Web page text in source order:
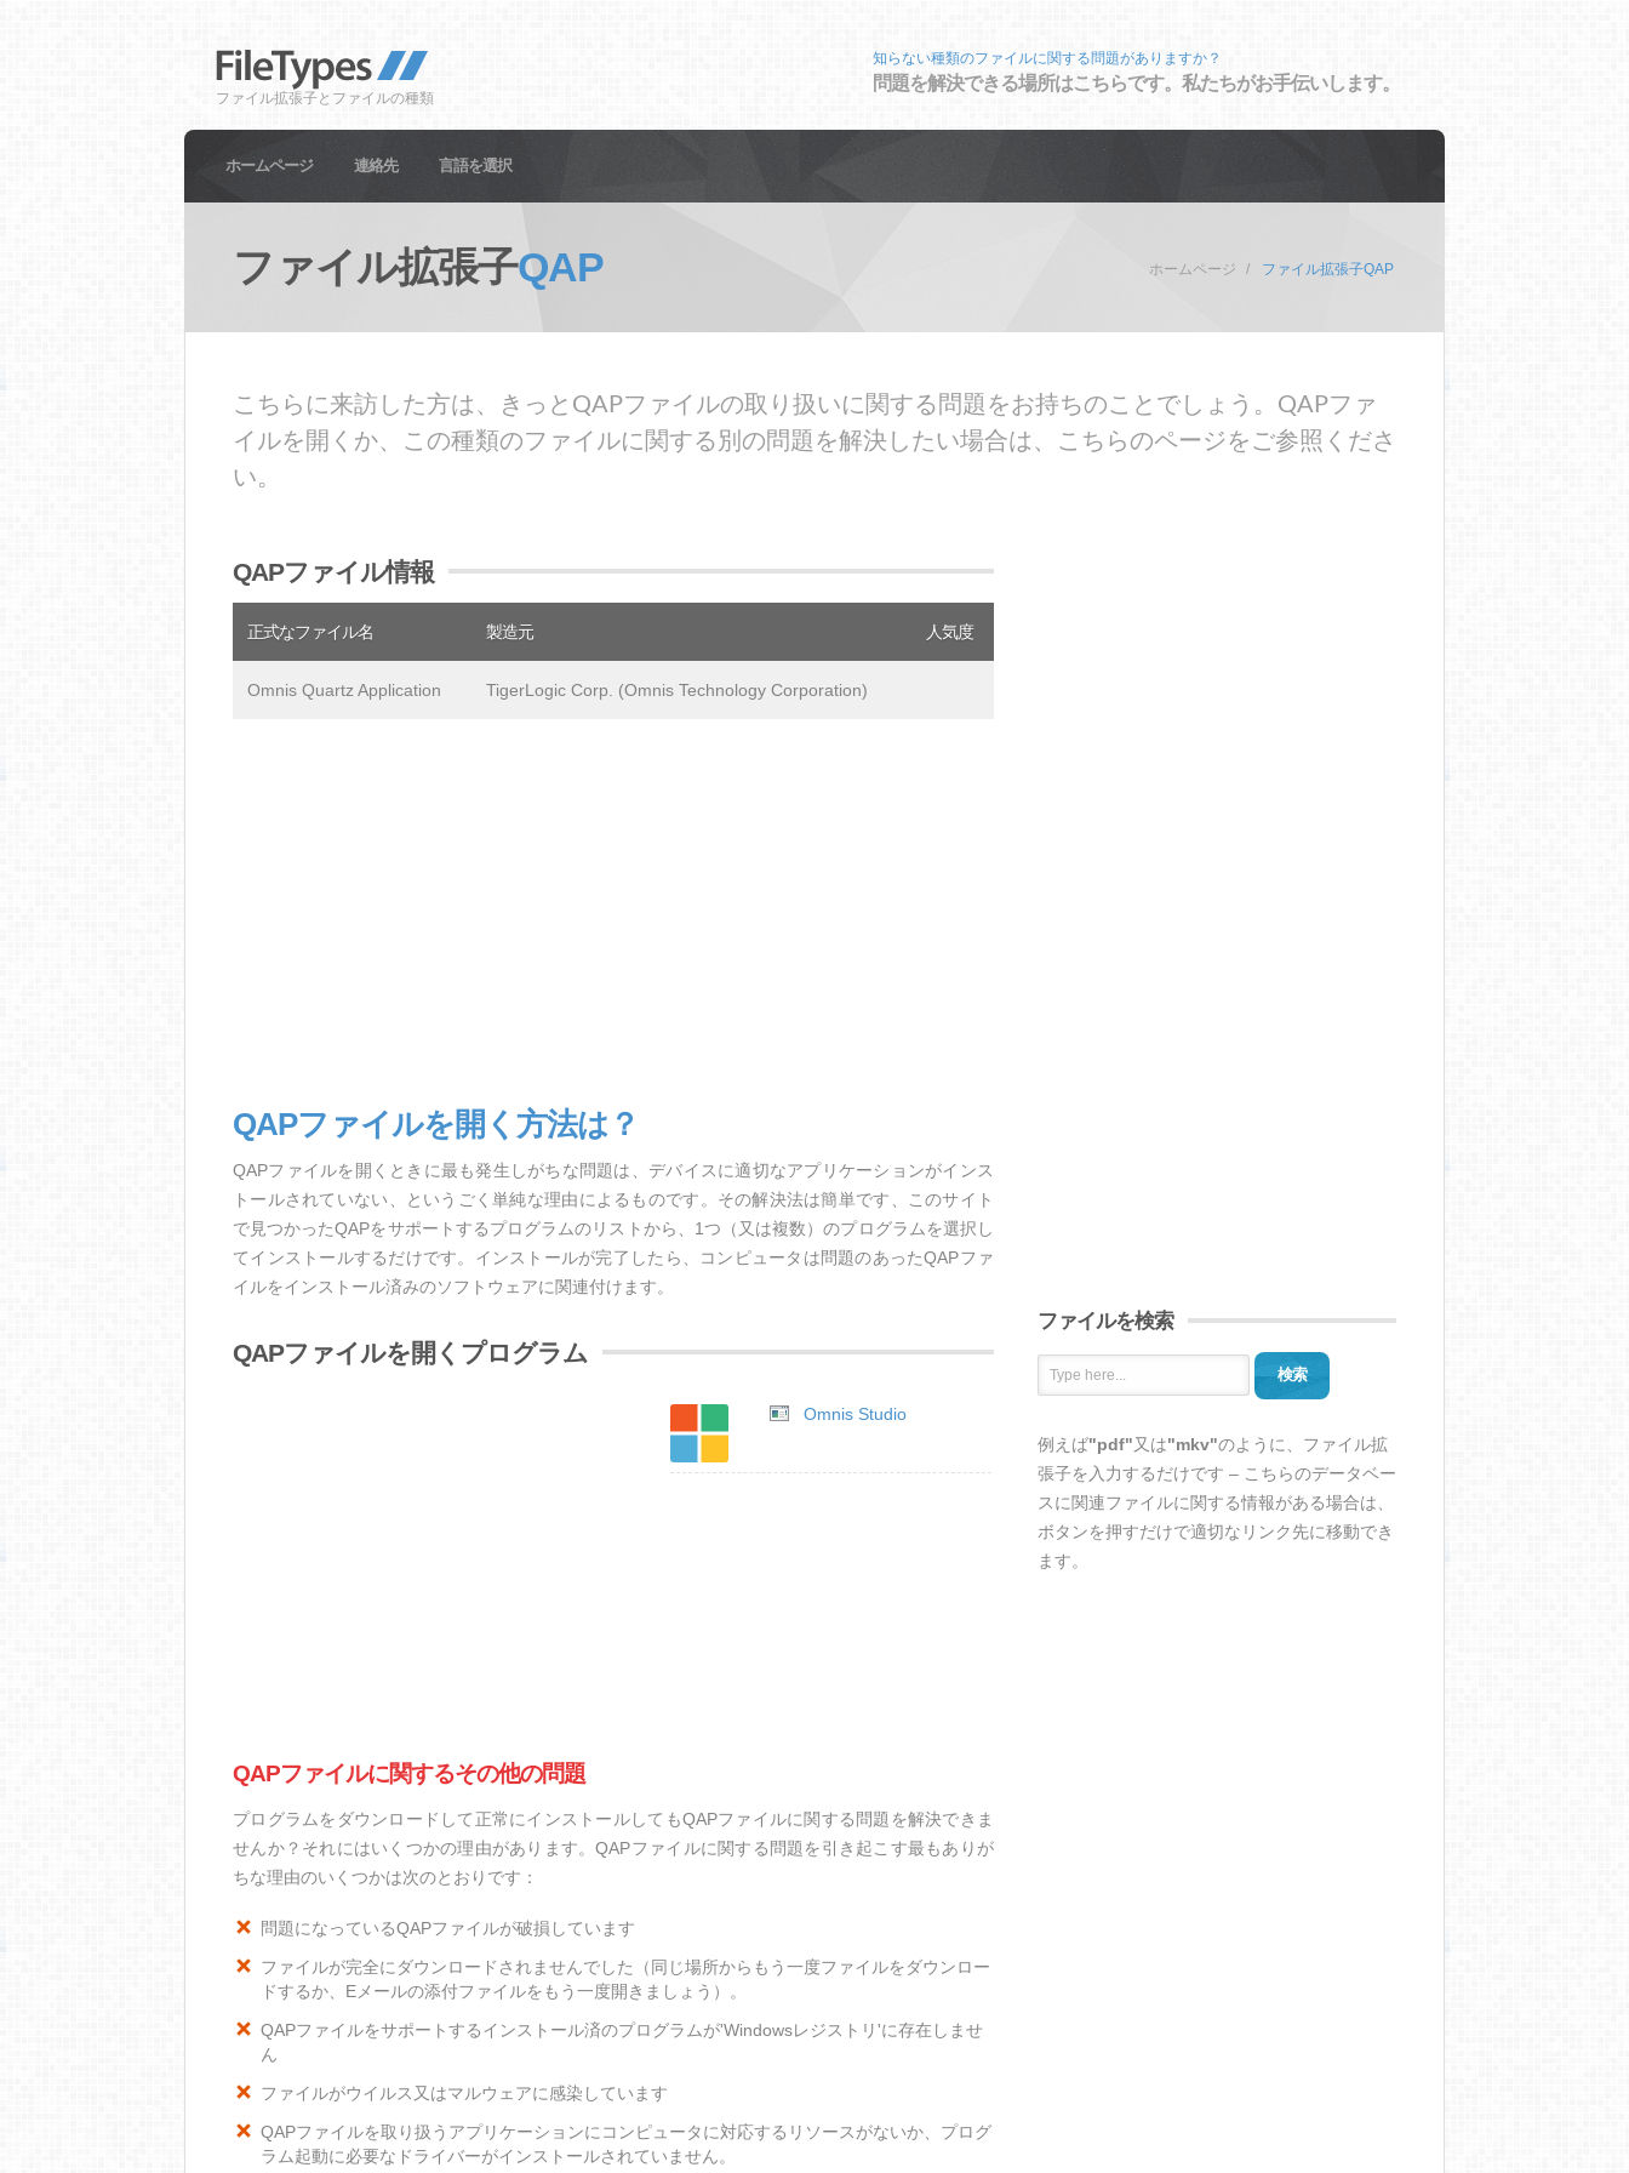
ファイル拡張子とファイルの種類
知らない種類のファイルに関する問題がありますか？
問題を解決できる場所はこちらです。私たちがお手伝いします。
ホームページ 連絡先 言語を選択
ファイル拡張子QAP ホームページ ファイル拡張子QAP
こちらに来訪した方は、きっとQAPファイルの取り扱いに関する問題をお持ちのことでしょう。QAPファ
イルを開くか、この種類のファイルに関する別の問題を解決したい場合は、こちらのページをご参照くださ
い。
QAPファイル情報
正式なファイル名 製造元 人気度
Omnis Quartz Application TigerLogic Corp. (Omnis Technology Corporation)
QAPファイルを開く方法は？
QAPファイルを開くときに最も発生しがちな問題は、デバイスに適切なアプリケーションがインス
トールされていない、というごく単純な理由によるものです。その解決法は簡単です、このサイト
で見つかったQAPをサポートするプログラムのリストから、1つ（又は複数）のプログラムを選択し
てインストールするだけです。インストールが完了したら、コンピュータは問題のあったQAPファ
イルをインストール済みのソフトウェアに関連付けます。
QAPファイルを開くプログラム
Omnis Studio
QAPファイルに関するその他の問題
プログラムをダウンロードして正常にインストールしてもQAPファイルに関する問題を解決できま
せんか？それにはいくつかの理由があります。QAPファイルに関する問題を引き起こす最もありが
ちな理由のいくつかは次のとおりです：
問題になっているQAPファイルが破損しています
ファイルが完全にダウンロードされませんでした（同じ場所からもう一度ファイルをダウンロー
ドするか、Eメールの添付ファイルをもう一度開きましょう）。
QAPファイルをサポートするインストール済のプログラムが'Windowsレジストリ'に存在しませ
ん
ファイルがウイルス又はマルウェアに感染しています
QAPファイルを取り扱うアプリケーションにコンピュータに対応するリソースがないか、プログ
ラム起動に必要なドライバーがインストールされていません。
ファイルを検索
検索
例えば"pdf"又は"mkv"のように、ファイル拡
張子を入力するだけです – こちらのデータベー
スに関連ファイルに関する情報がある場合は、
ボタンを押すだけで適切なリンク先に移動でき
ます。